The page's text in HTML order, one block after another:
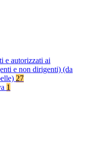
e autorizzati ai
e non dirigenti) (da
27
1